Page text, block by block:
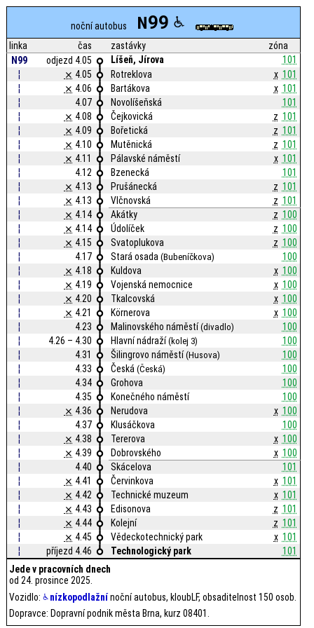
noční autobus N99
linka čas zastávky
zóna
N99
odjezd 4.05 Líšeň, Jírova
101
¦
⨯ 4.05 Rotreklova x 101
¦
⨯ 4.06 Bartákova x 101
¦
4.07 Novolíšeňská
101
¦
⨯ 4.08 Čejkovická z 101
¦
⨯ 4.09 Bořetická z 101
¦
⨯ 4.10 Mutěnická z 101
¦
⨯ 4.11 Pálavské náměstí x 101
¦
4.12 Bzenecká
101
¦
⨯ 4.13 Prušánecká z 101
¦
⨯ 4.13 Vlčnovská z 101
¦
⨯ 4.14 Akátky z 100
¦
⨯ 4.14 Údolíček z 100
¦
⨯ 4.15 Svatoplukova z 100
¦
4.17 Stará osada(Bubeníčkova)
100
¦
⨯ 4.18 Kuldova x 100
¦
⨯ 4.19 Vojenská nemocnice x 100
¦
⨯ 4.20 Tkalcovská x 100
¦
⨯ 4.21 Körnerova x 100
¦
4.23 Malinovského náměstí(divadlo)
100
¦
4.26 – 4.30 Hlavní nádraží(kolej 3)
100
¦
4.31 Šilingrovo náměstí(Husova)
100
¦
4.33 Česká(Česká)
100
¦
4.34 Grohova
100
¦
4.35 Konečného náměstí
100
¦
⨯ 4.36 Nerudova x 100
¦
4.37 Klusáčkova
100
¦
⨯ 4.38 Tererova x 100
¦
⨯ 4.39 Dobrovského x 100
¦
4.40 Skácelova
101
¦
⨯ 4.41 Červinkova x 101
¦
⨯ 4.42 Technické muzeum x 101
¦
⨯ 4.43 Edisonova z 101
¦
⨯ 4.44 Kolejní z 101
¦
⨯ 4.45 Vědeckotechnický park x 101
¦
příjezd 4.46 Technologický park
101
Jede v pracovních dnech
od 24. prosince 2025.
Vozidlo: nízkopodlažnínoční autobus, kloubLF, obsaditelnost 150 osob.
Dopravce: Dopravní podnik města Brna, kurz 08401.